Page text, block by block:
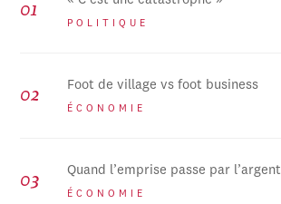
POLITIQUE
Foot de village vs foot business
ÉCONOMIE
Quand l’emprise passe par l’argent
ÉCONOMIE